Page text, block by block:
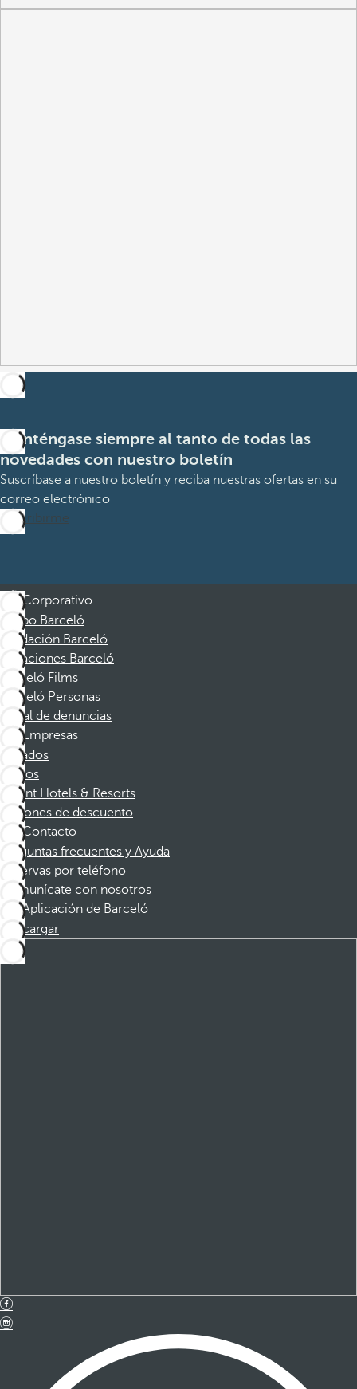
Manténgase siempre al tanto de todas las
novedades con nuestro boletín
Suscríbase a nuestro boletín y reciba nuestras ofertas en su
correo electrónico
Suscribirme
Corporativo
Grupo Barceló
Fundación Barceló
Vacaciones Barceló
Barceló Films
Barceló Personas
Canal de denuncias
Empresas
Afiliados
Socios
Dorint Hotels & Resorts
Cupones de descuento
Contacto
Preguntas frecuentes y Ayuda
Reservas por teléfono
Comunícate con nosotros
Aplicación de Barceló
Descargar